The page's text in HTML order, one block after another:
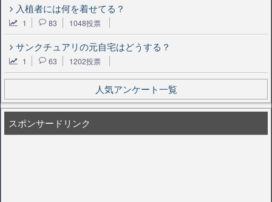
入植者には何を着せてる？
1 83 1048投票
サンクチュアリの元自宅はどうする？
1 63 1202投票
人気アンケート一覧
スポンサードリンク